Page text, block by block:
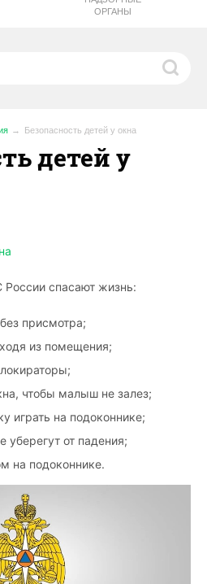
ОРГАНЫ
Безопасность детей у окна
детей у
спасают жизнь:
присмотра;
из помещения;
чтобы малыш не залез;
играть на подоконнике;
уберегут от падения;
на подоконнике.